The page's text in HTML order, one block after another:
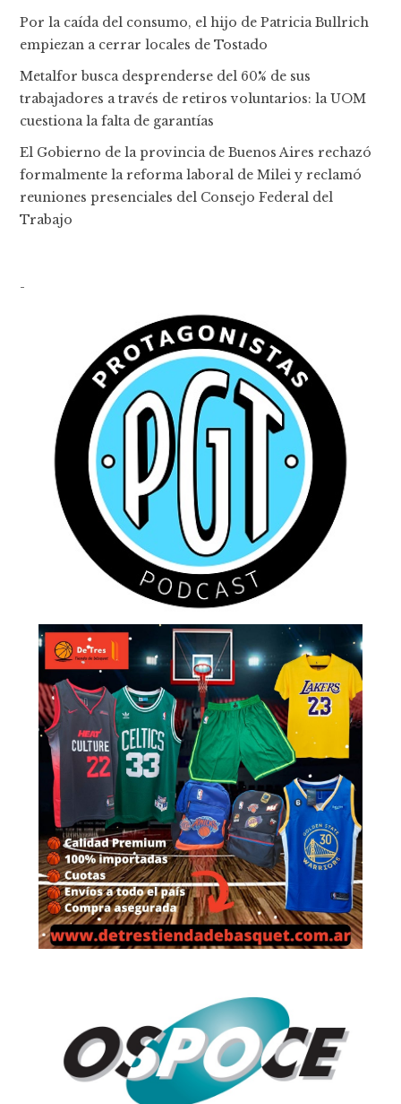
Por la caída del consumo, el hijo de Patricia Bullrich
empiezan a cerrar locales de Tostado
Metalfor busca desprenderse del 60% de sus
trabajadores a través de retiros voluntarios: la UOM
cuestiona la falta de garantías
El Gobierno de la provincia de Buenos Aires rechazó
formalmente la reforma laboral de Milei y reclamó
reuniones presenciales del Consejo Federal del
Trabajo
-